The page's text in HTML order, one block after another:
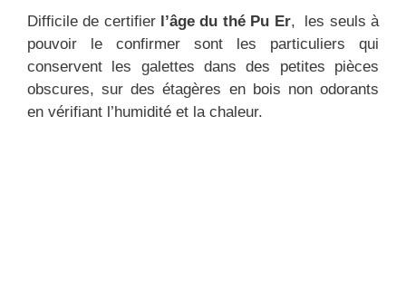
Difficile de certifier l’âge du thé Pu Er, les seuls à
pouvoir le confirmer sont les particuliers qui
conservent les galettes dans des petites pièces
obscures, sur des étagères en bois non odorants
en vérifiant l’humidité et la chaleur.